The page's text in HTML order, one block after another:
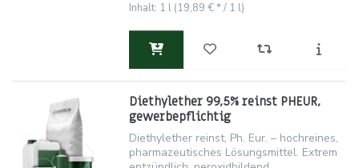
Inhalt: 1 l (19,89 € * / 1 l)
Diethylether 99,5% reinst PHEUR,
gewerbepflichtig
Diethylether reinst, Ph. Eur. – hochreines,
pharmazeutisches Lösungsmittel. Extrem